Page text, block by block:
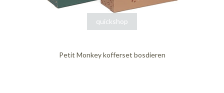
quickshop
Petit Monkey kofferset bosdieren